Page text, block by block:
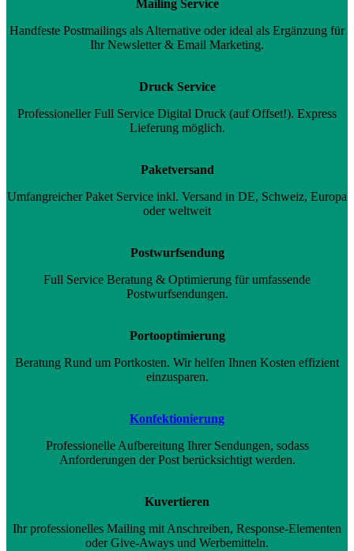
Mailing Service
Handfeste Postmailings als Alternative oder ideal als Ergänzung für
Ihr Newsletter & Email Marketing.
Druck Service
Professioneller Full Service Digital Druck (auf Offset!). Express
Lieferung möglich.
Paketversand
Umfangreicher Paket Service inkl. Versand in DE, Schweiz, Europa
oder weltweit
Postwurfsendung
Full Service Beratung & Optimierung für umfassende
Postwurfsendungen.
Portooptimierung
Beratung Rund um Portkosten. Wir helfen Ihnen Kosten effizient
einzusparen.
Konfektionierung
Professionelle Aufbereitung Ihrer Sendungen, sodass
Anforderungen der Post berücksichtigt werden.
Kuvertieren
Ihr professionelles Mailing mit Anschreiben, Response-Elementen
oder Give-Aways und Werbemitteln.